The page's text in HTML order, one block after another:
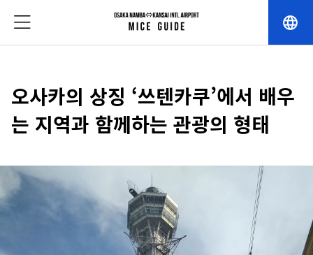
language
오사카의 상징 ‘쓰텐카쿠’에서 배우
는 지역과 함께하는 관광의 형태